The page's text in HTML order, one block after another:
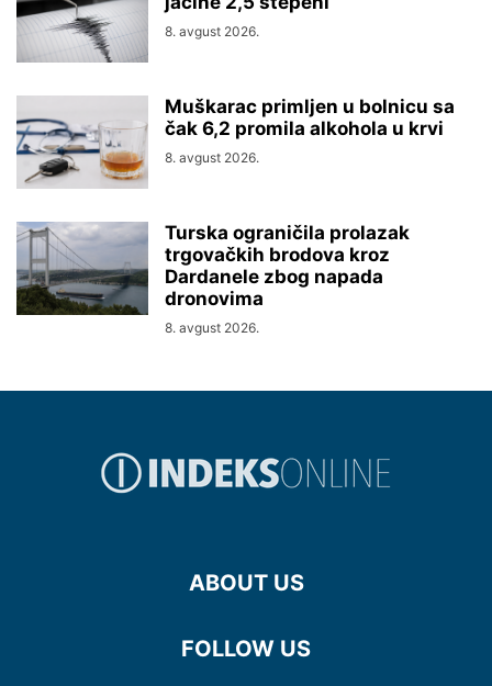
8. avgust 2026.
Muškarac primljen u bolnicu sa
čak 6,2 promila alkohola u krvi
8. avgust 2026.
Turska ograničila prolazak
trgovačkih brodova kroz
Dardanele zbog napada
dronovima
8. avgust 2026.
ABOUT US
FOLLOW US